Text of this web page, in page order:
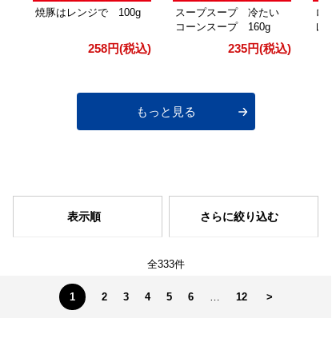
焼豚はレンジで 100g
258円(税込)
スープスープ 冷たい
コーンスープ 160g
235円(税込)
ロ
レ
もっと見る
表示順 さらに絞り込む
全333件
1 2 3 4 5 6 … 12 >